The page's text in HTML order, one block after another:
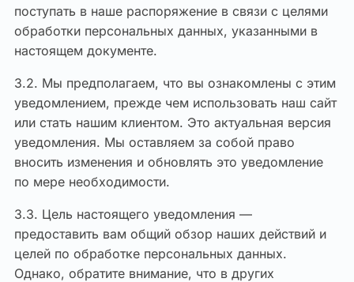
поступать в наше распоряжение в связи с целями
обработки персональных данных, указанными в
настоящем документе.
3.2. Мы предполагаем, что вы ознакомлены с этим
уведомлением, прежде чем использовать наш сайт
или стать нашим клиентом. Это актуальная версия
уведомления. Мы оставляем за собой право
вносить изменения и обновлять это уведомление
по мере необходимости.
3.3. Цель настоящего уведомления —
предоставить вам общий обзор наших действий и
целей по обработке персональных данных.
Однако, обратите внимание, что в других